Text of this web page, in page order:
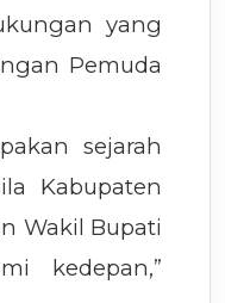
yang
Pemuda
sejarah
Kabupaten
Wakil Bupati
kedepan,”